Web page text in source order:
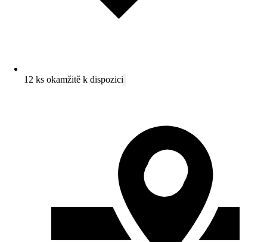
12 ks okamžitě k dispozici